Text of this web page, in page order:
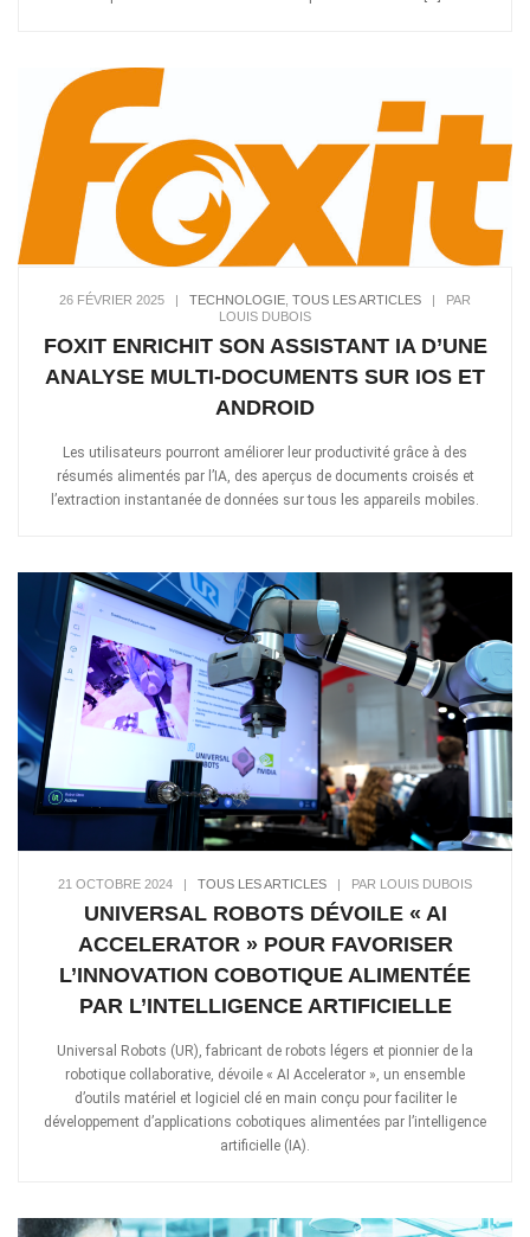
26 FÉVRIER 2025 | TECHNOLOGIE TOUS LES ARTICLES | PAR
LOUIS DUBOIS
FOXIT ENRICHIT SON ASSISTANT IA D’UNE
ANALYSE MULTI-DOCUMENTS SUR IOS ET
ANDROID
Les utilisateurs pourront améliorer leur productivité grâce à des
résumés alimentés par l’IA, des aperçus de documents croisés et
l’extraction instantanée de données sur tous les appareils mobiles.
21 OCTOBRE 2024 | TOUS LES ARTICLES | PAR LOUIS DUBOIS
UNIVERSAL ROBOTS DÉVOILE « AI
ACCELERATOR » POUR FAVORISER
L’INNOVATION COBOTIQUE ALIMENTÉE
PAR L’INTELLIGENCE ARTIFICIELLE
Universal Robots (UR), fabricant de robots légers et pionnier de la
robotique collaborative, dévoile « AI Accelerator », un ensemble
d’outils matériel et logiciel clé en main conçu pour faciliter le
développement d’applications cobotiques alimentées par l’intelligence
artificielle (IA).